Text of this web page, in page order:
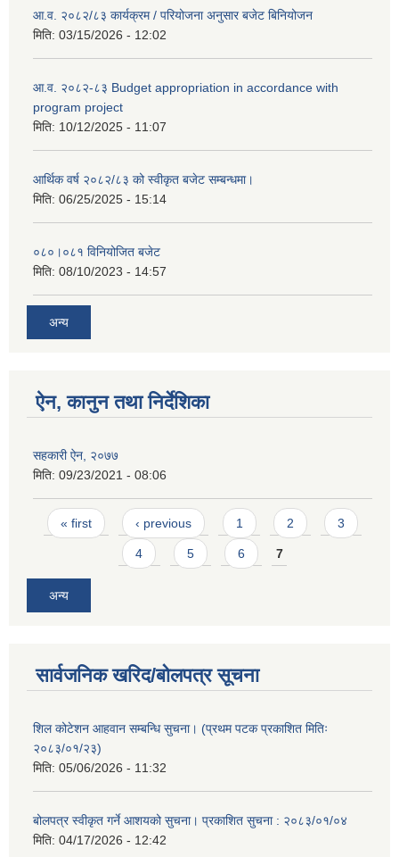
आ.व. २०८२/८३ कार्यक्रम / परियोजना अनुसार बजेट बिनियोजन
मिति: 03/15/2026 - 12:02
आ.व. २०८२-८३ Budget appropriation in accordance with
program project
मिति: 10/12/2025 - 11:07
आर्थिक वर्ष २०८२/८३ को स्वीकृत बजेट सम्बन्धमा।
मिति: 06/25/2025 - 15:14
०८०।०८१ विनियोजित बजेट
मिति: 08/10/2023 - 14:57
अन्य
ऐन, कानुन तथा निर्देशिका
सहकारी ऐन, २०७७
मिति: 09/23/2021 - 08:06
Pages
« first ‹ previous 1 2 3
4 5 6 7
अन्य
सार्वजनिक खरिद/बोलपत्र सूचना
शिल कोटेशन आहवान सम्बन्धि सुचना। (प्रथम पटक प्रकाशित मितिः
२०८३/०१/२३)
मिति: 05/06/2026 - 11:32
बोलपत्र स्वीकृत गर्ने आशयको सुचना। प्रकाशित सुचना : २०८३/०१/०४
मिति: 04/17/2026 - 12:42